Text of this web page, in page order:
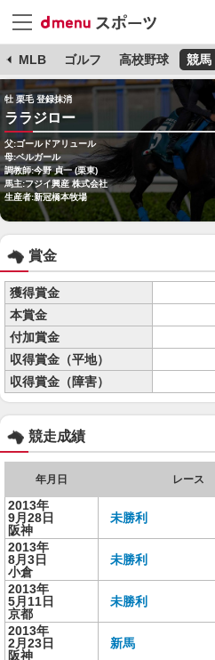
MLB ゴルフ 高校野球 競馬
牡 栗毛 登録抹消
ララジロー
父:ゴールドアリュール
母:ベルガール
調教師:今野 貞一 (栗東)
馬主:フジイ興産 株式会社
生産者:新冠橋本牧場
賞金
獲得賞金
本賞金
付加賞金
収得賞金（平地）
収得賞金（障害）
競走成績
年月日 レース
2013年
9月28日
阪神
未勝利
2013年
8月3日
小倉
未勝利
2013年
5月11日
京都
未勝利
2013年
2月23日
阪神
新馬